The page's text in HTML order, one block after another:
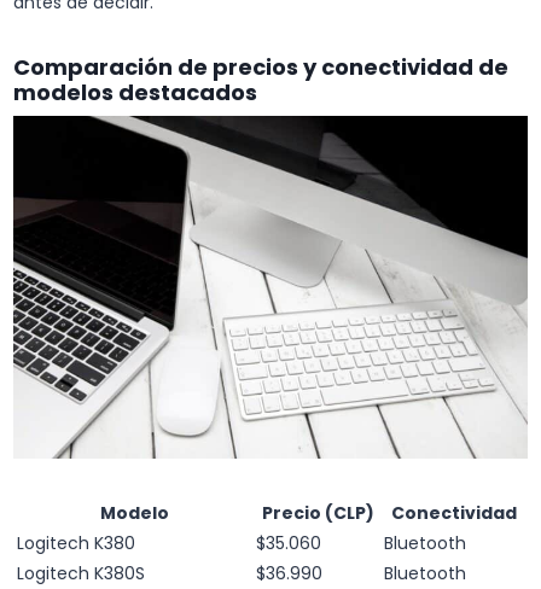
Comparación de precios y conectividad de
modelos destacados
Modelo Precio (CLP)
Conectividad
Logitech K380
$35.060
Bluetooth
Logitech K380S
$36.990
Bluetooth